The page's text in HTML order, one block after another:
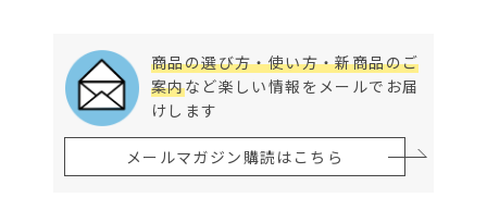
商品の選び方・使い方・新商品のご
案内など楽しい情報をメールでお届
けします
メールマガジン購読はこちら